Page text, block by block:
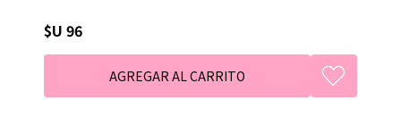
$U 96